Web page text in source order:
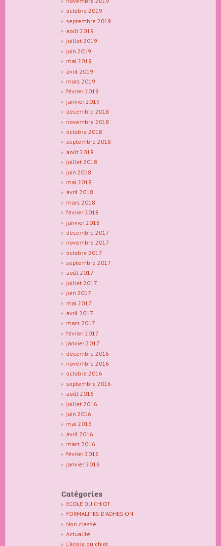
octobre 2019
septembre 2019
août 2019
juillet 2019
juin 2019
mai 2019
avril 2019
mars 2019
février 2019
janvier 2019
décembre 2018
novembre 2018
octobre 2018
septembre 2018
août 2018
juillet 2018
juin 2018
mai 2018
avril 2018
mars 2018
février 2018
janvier 2018
décembre 2017
novembre 2017
octobre 2017
septembre 2017
août 2017
juillet 2017
juin 2017
mai 2017
avril 2017
mars 2017
février 2017
janvier 2017
décembre 2016
novembre 2016
octobre 2016
septembre 2016
août 2016
juillet 2016
juin 2016
mai 2016
avril 2016
mars 2016
février 2016
janvier 2016
Catégories
ECOLE DU CHIOT
FORMALITES D'ADHESION
Non classé
Actualité
L'école du chiot